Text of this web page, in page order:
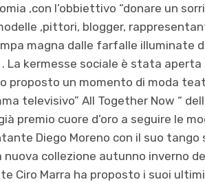
,con l’obbiettivo “donare un
,pittori, blogger,
magna dalle farfalle illuminate
La kermesse sociale è stata
proposto un momento di moda
televisivo” All Together Now “
premio cuore d’oro a seguire le
Diego Moreno con il suo
collezione autunno inverno
Ciro Marra ha proposto i suoi